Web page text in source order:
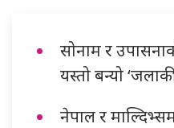
सोनाम र
यस्तो बन्यो
नेपाल र